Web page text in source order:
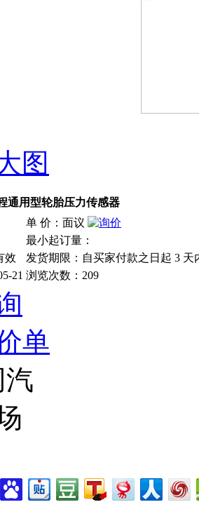
图
通用型轮胎压力传感器
单 价：面议
最小起订量：
效
发货期限：自买家付款之日起 3 天
21 浏览次数： 209
单